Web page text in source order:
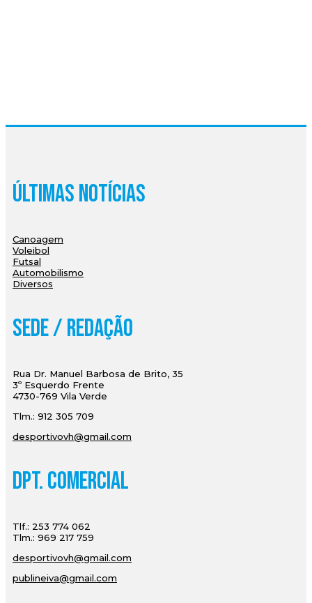
Últimas Notícias
Canoagem
Voleibol
Futsal
Automobilismo
Diversos
Sede / Redação
Rua Dr. Manuel Barbosa de Brito, 35
3º Esquerdo Frente
4730-769 Vila Verde
Tlm.: 912 305 709
desportivovh@gmail.com
Dpt. Comercial
Tlf.: 253 774 062
Tlm.: 969 217 759
desportivovh@gmail.com
publineiva@gmail.com